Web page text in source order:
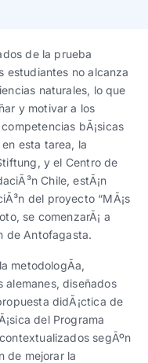
de la prueba
estudiantes no alcanza
naturales, lo que
y motivar a los
bÃ¡sicas
esta tarea, la
y el Centro de
Chile, estÃ¡n
del proyecto “MÃ¡s
se comenzarÃ¡ a
de Antofagasta.
metodologÃ­a,
alemanes, diseñados
didÃ¡ctica de
del Programa
segÃºn
de mejorar la